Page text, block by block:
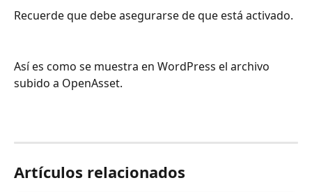
Recuerde que debe asegurarse de que está activado.
Así es como se muestra en WordPress el archivo
subido a OpenAsset.
Artículos relacionados